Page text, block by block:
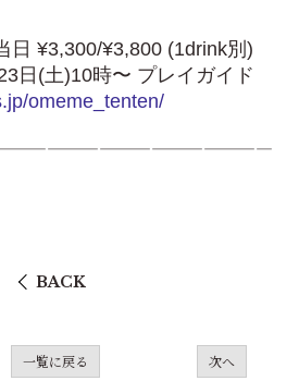
日 ¥3,300/¥3,800 (1drink別)
日(土)10時〜 プレイガイド
omeme_tenten/
BACK
一覧に戻る 次へ